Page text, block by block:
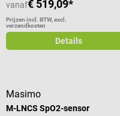
vanaf€ 519,09*
Prijzen incl. BTW, excl.
verzendkosten
Details
Masimo
M-LNCS SpO2-sensor